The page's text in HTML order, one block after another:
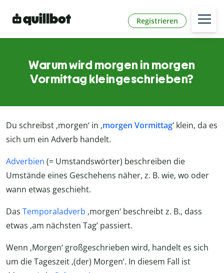
Registrieren
Warum wird morgen in morgen
Vormittag kleingeschrieben?
Du schreibst ‚morgen‘ in ‚morgen Vormittag‘ klein, da es
sich um ein Adverb handelt.
Adverbien (= Umstandswörter) beschreiben die
Umstände eines Geschehens näher, z. B. wie, wo oder
wann etwas geschieht.
Das Temporaladverb ‚morgen‘ beschreibt z. B., dass
etwas ‚am nächsten Tag‘ passiert.
Wenn ‚Morgen‘ großgeschrieben wird, handelt es sich
um die Tageszeit ‚(der) Morgen‘. In diesem Fall ist